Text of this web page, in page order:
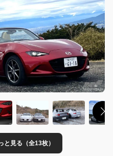
と見る（全13枚）